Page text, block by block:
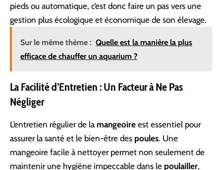
pieds ou automatique, c’est donc faire un pas vers une
gestion plus écologique et économique de son élevage.
Sur le même thème : Quelle est la manière la plus
efficace de chauffer un aquarium ?
La Facilité d’Entretien : Un Facteur à Ne Pas
Négliger
L’entretien régulier de la mangeoire est essentiel pour
assurer la santé et le bien-être des poules. Une
mangeoire facile à nettoyer permet non seulement de
maintenir une hygiène impeccable dans le poulailler,